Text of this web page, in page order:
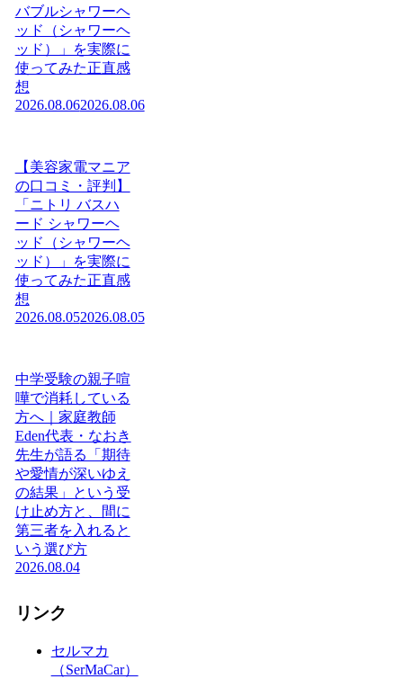
バブルシャワーヘ
ッド（シャワーヘ
ッド）」を実際に
使ってみた正直感
想
2026.08.062026.08.06
【美容家電マニア
の口コミ・評判】
「ニトリ バスハ
ード シャワーヘ
ッド（シャワーヘ
ッド）」を実際に
使ってみた正直感
想
2026.08.052026.08.05
中学受験の親子喧
嘩で消耗している
方へ｜家庭教師
Eden代表・なおき
先生が語る「期待
や愛情が深いゆえ
の結果」という受
け止め方と、間に
第三者を入れると
いう選び方
2026.08.04
リンク
セルマカ
（SerMaCar）